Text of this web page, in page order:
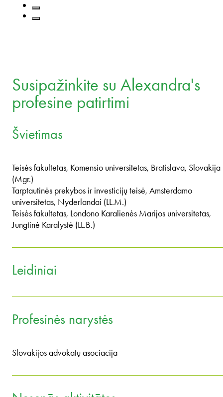
Susipažinkite su Alexandra's
profesine patirtimi
Švietimas
Teisės fakultetas, Komensio universitetas, Bratislava, Slovakija
(Mgr.)
Tarptautinės prekybos ir investicijų teisė, Amsterdamo
universitetas, Nyderlandai (LL.M.)
Teisės fakultetas, Londono Karalienės Marijos universitetas,
Jungtinė Karalystė (LL.B.)
Leidiniai
Profesinės narystės
Slovakijos advokatų asociacija